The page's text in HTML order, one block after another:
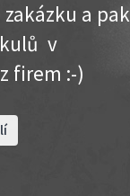
a pak
v
firem :-)